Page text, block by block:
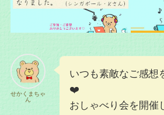
せかくまちゃ
ん
いつも素敵なご感想
❤️
おしゃべり会を開催